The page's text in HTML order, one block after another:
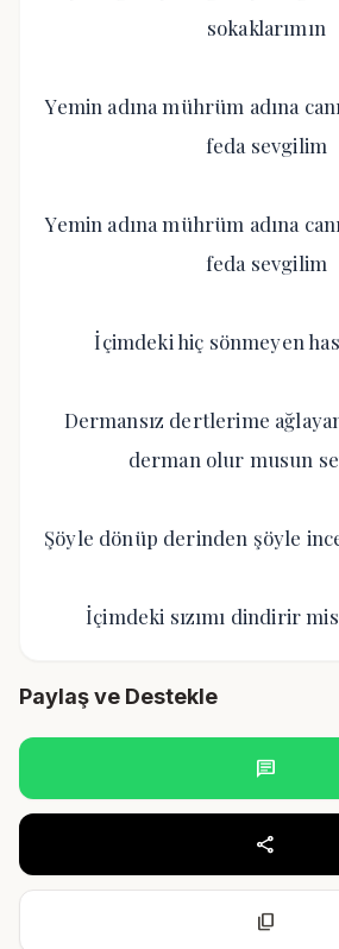
sokaklarımın
Yemin adına mührüm adına
feda sevgilim
Yemin adına mührüm adına
feda sevgilim
İçimdeki hiç sönmeyen
Dermansız dertlerime
derman olur musun
Şöyle dönüp derinden şöyle
İçimdeki sızımı dindirir
Paylaş ve Destekle
chat
share
content_copy